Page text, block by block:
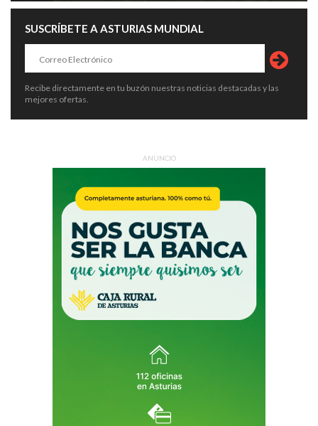
SUSCRÍBETE A ASTURIAS MUNDIAL
Recibe directamente en tu buzón nuestras noticias destacadas y las
mejores ofertas.
ANUNCIO